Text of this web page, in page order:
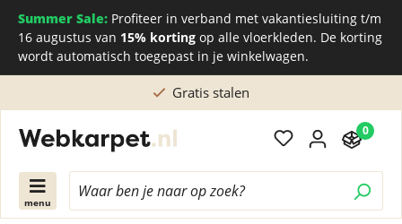
Summer Sale: Profiteer in verband met vakantiesluiting t/m
16 augustus van 15% korting op alle vloerkleden. De korting
wordt automatisch toegepast in je winkelwagen.
Gratis stalen
menu
0